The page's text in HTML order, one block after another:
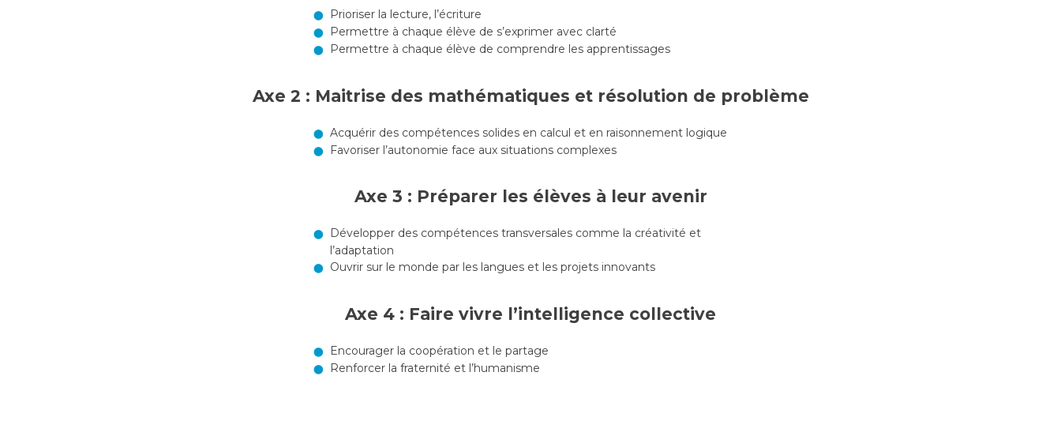
Prioriser la lecture, l’écriture
Permettre à chaque élève de s’exprimer avec clarté
Permettre à chaque élève de comprendre les apprentissages
Axe 2 : Maitrise des mathématiques et résolution de problème
Acquérir des compétences solides en calcul et en raisonnement logique
Favoriser l’autonomie face aux situations complexes
Axe 3 : Préparer les élèves à leur avenir
Développer des compétences transversales comme la créativité et
l’adaptation
Ouvrir sur le monde par les langues et les projets innovants
Axe 4 : Faire vivre l’intelligence collective
Encourager la coopération et le partage
Renforcer la fraternité et l’humanisme